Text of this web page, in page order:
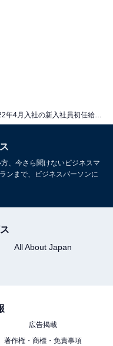
女別では初任給平均
、今さら聞けないビジネスマ
ンまで、ビジネスパーソンに
All About Japan
広告掲載
著作権・商標・免責事項